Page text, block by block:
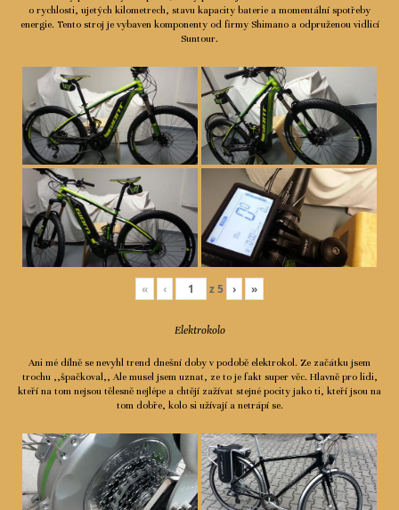
Ceník
Kontakty
o rychlosti, ujetých kilometrech, stavu kapacity baterie a momentální spotřeby
energie. Tento stroj je vybaven komponenty od firmy Shimano a odpruženou vidlicí
Suntour.
« ‹ z5 › »
Elektrokolo
Ani mé dílně se nevyhl trend dnešní doby v podobě elektrokol. Ze začátku jsem
trochu ,,špačkoval,, Ale musel jsem uznat, ze to je fakt super věc. Hlavně pro lidi,
kteří na tom nejsou tělesně nejlépe a chtějí zažívat stejné pocity jako ti, kteří jsou na
tom dobře, kolo si užívají a netrápí se.